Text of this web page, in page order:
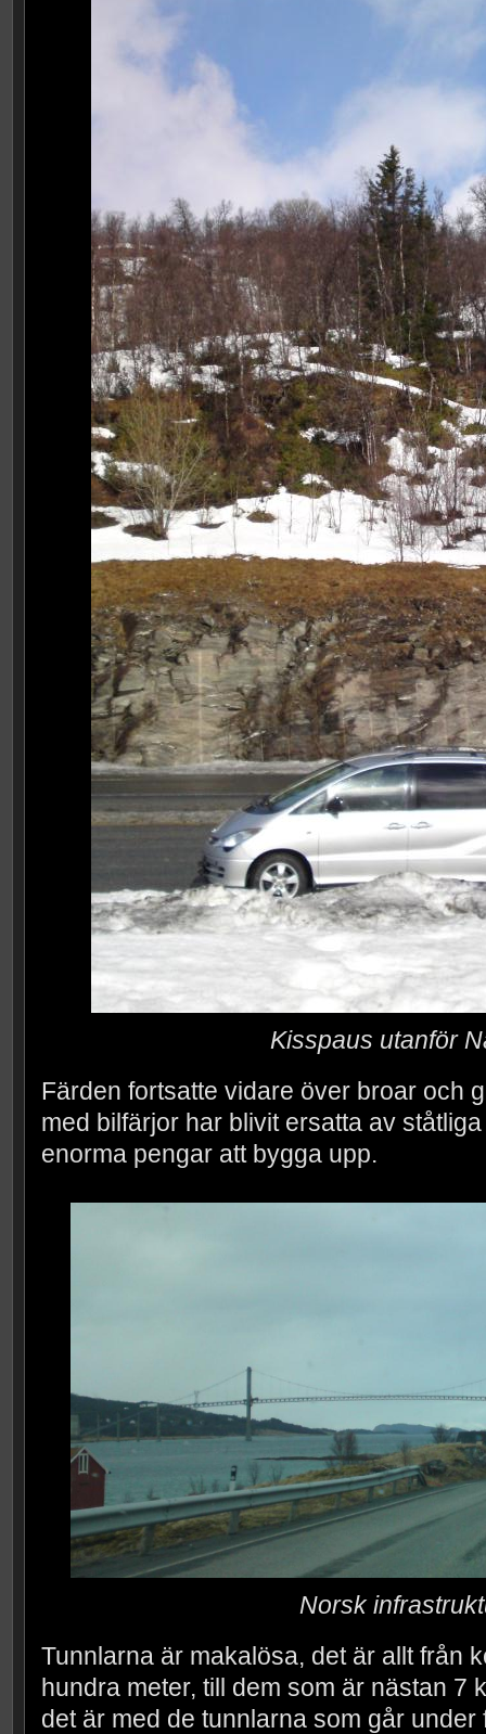
Kisspaus utanför
Färden fortsatte vidare över broar och
med bilfärjor har blivit ersatta av
enorma pengar att bygga upp.
Norsk
Tunnlarna är makalösa, det är allt från
hundra meter, till dem som är nästan 7
det är med de tunnlarna som går